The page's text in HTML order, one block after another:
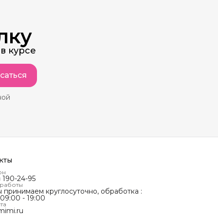
курсе
190-24-95
принимаем круглосуточно, обработка :
- 19:00